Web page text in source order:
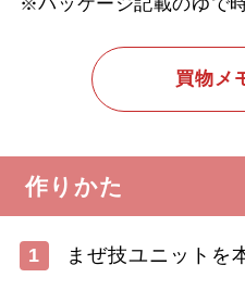
※パッケージ記載のゆで
買物メ
作りかた
1 まぜ技ユニットを